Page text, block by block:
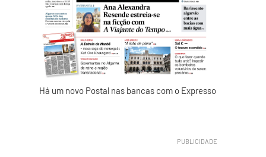
Há um novo Postal nas bancas com o Expresso